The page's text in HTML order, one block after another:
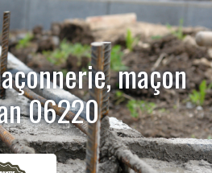
maçon
06220